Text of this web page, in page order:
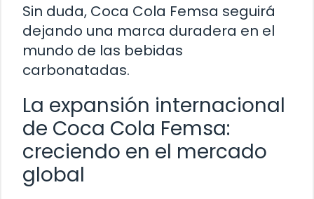
Sin duda, Coca Cola Femsa seguirá
dejando una marca duradera en el
mundo de las bebidas
carbonatadas.
La expansión internacional
de Coca Cola Femsa:
creciendo en el mercado
global